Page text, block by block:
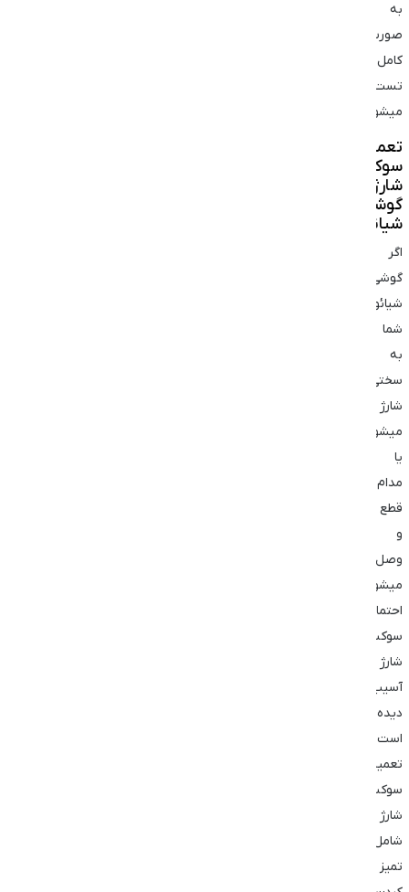
به
صورت
کامل
تست
میشود.
تعمیر
سوکت
شارژ
گوشی
شیائومی
اگر
گوشی
شیائومی
شما
به
سختی
شارژ
میشود
یا
مدام
قطع
و
وصل
میشود
احتمالا
سوکت
شارژ
آسیب
دیده
است.
تعمیر
سوکت
شارژ
شامل
تمیز